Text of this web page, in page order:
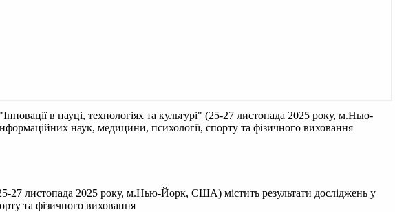
в науці, технологіях та культурі" (25-27 листопада 2025 року, м.Нью-
наук, медицини, психології, спорту та фізичного виховання
27 листопада 2025 року, м.Нью-Йорк, США) містить результати досліджень у
та фізичного виховання